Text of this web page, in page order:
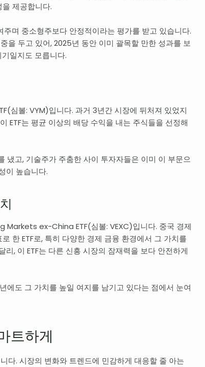
제공합니다.
며 중소형주보다 안정적이라는 평가를 받고 있습니다.
을 두고 있어, 2025년 동안 이미 괄목할 만한 성과를 보
일지도 모릅니다.
심볼: VYM)입니다. 과거 3년간 시장에 뒤처져 있었지
ETF는 평균 이상의 배당 수익을 내는 주식들을 선정해
고, 기술주가 주춤한 사이 투자자들은 이미 이 부문으
이 높습니다.
ex-China ETF(심볼: VEXC)입니다. 중국 경제
한 ETF로, 특히 다양한 경제 금융 환경에서 그 가치를
, 이 ETF는 다른 신흥 시장의 잠재력을 보다 안전하게
에도 그 가치를 높일 여지를 남기고 있다는 점에서 눈여
트하게
다. 시장의 변화와 트렌드에 민감하게 대응할 줄 아는